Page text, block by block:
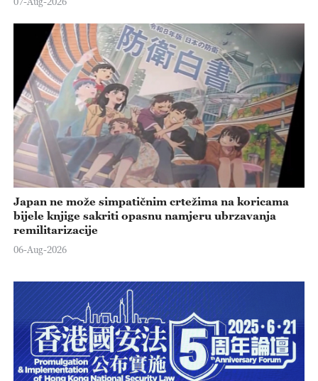
Japan ne može simpatičnim crtežima na koricama
bijele knjige sakriti opasnu namjeru ubrzavanja
remilitarizacije
06-Aug-2026